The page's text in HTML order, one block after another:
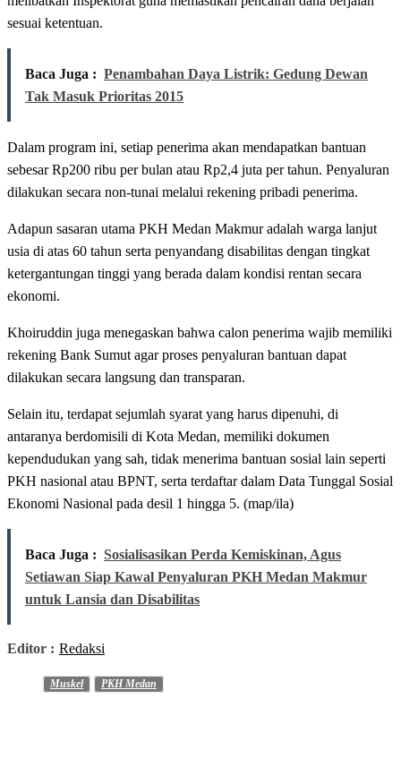
sesuai ketentuan.
Baca Juga : Penambahan Daya Listrik: Gedung Dewan
Tak Masuk Prioritas 2015
Dalam program ini, setiap penerima akan mendapatkan bantuan
sebesar Rp200 ribu per bulan atau Rp2,4 juta per tahun. Penyaluran
dilakukan secara non-tunai melalui rekening pribadi penerima.
Adapun sasaran utama PKH Medan Makmur adalah warga lanjut
usia di atas 60 tahun serta penyandang disabilitas dengan tingkat
ketergantungan tinggi yang berada dalam kondisi rentan secara
ekonomi.
Khoiruddin juga menegaskan bahwa calon penerima wajib memiliki
rekening Bank Sumut agar proses penyaluran bantuan dapat
dilakukan secara langsung dan transparan.
Selain itu, terdapat sejumlah syarat yang harus dipenuhi, di
antaranya berdomisili di Kota Medan, memiliki dokumen
kependudukan yang sah, tidak menerima bantuan sosial lain seperti
PKH nasional atau BPNT, serta terdaftar dalam Data Tunggal Sosial
Ekonomi Nasional pada desil 1 hingga 5. (map/ila)
Baca Juga : Sosialisasikan Perda Kemiskinan, Agus
Setiawan Siap Kawal Penyaluran PKH Medan Makmur
untuk Lansia dan Disabilitas
Editor : Redaksi
Muskel PKH Medan